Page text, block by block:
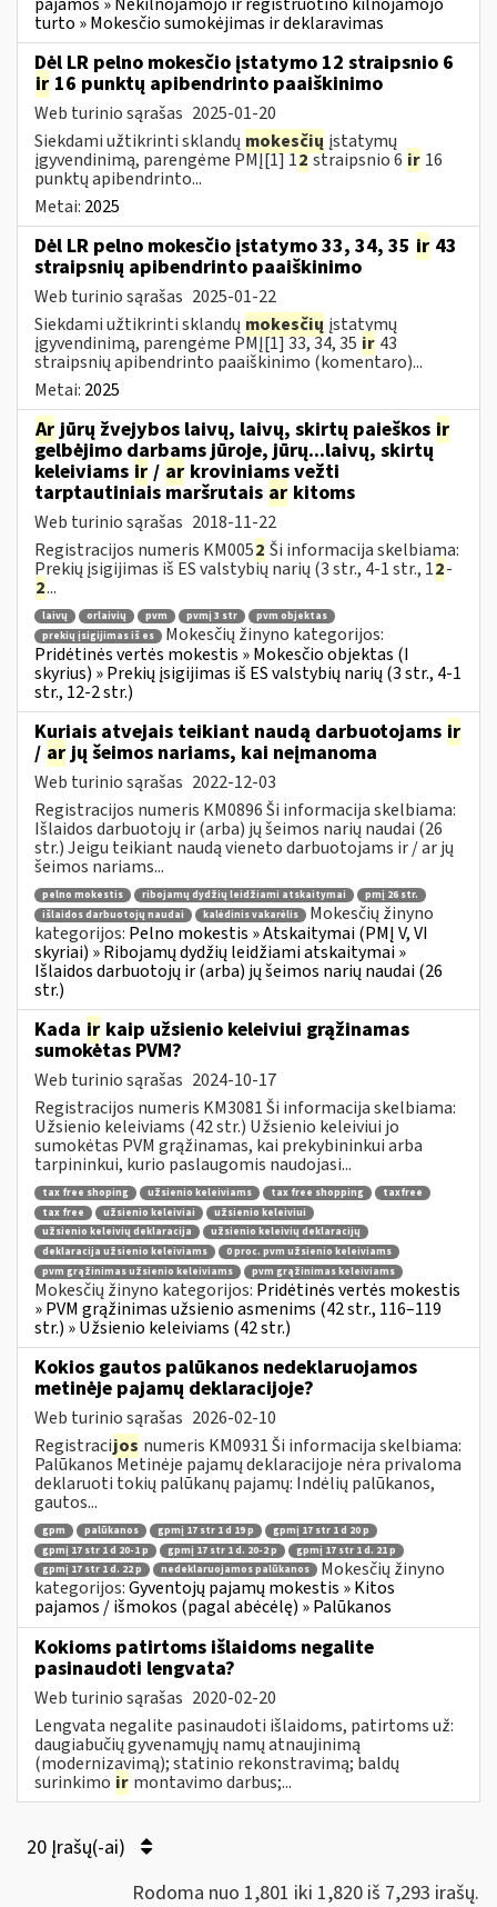
turto » Mokesčio sumokėjimas ir deklaravimas
Dėl LR pelno mokesčio įstatymo 12 straipsnio 6
ir 16 punktų apibendrinto paaiškinimo
Web turinio sąrašas 2025-01-20
Siekdami užtikrinti sklandų mokesčių įstatymų
įgyvendinimą, parengėme PMĮ[1] 12straipsnio 6 ir 16
punktų apibendrinto...
Metai: 2025
Dėl LR pelno mokesčio įstatymo 33, 34, 35 ir 43
straipsnių apibendrinto paaiškinimo
Web turinio sąrašas 2025-01-22
Siekdami užtikrinti sklandų mokesčių įstatymų
įgyvendinimą, parengėme PMĮ[1] 33, 34, 35 ir 43
straipsnių apibendrinto paaiškinimo (komentaro)...
Metai: 2025
Arjūrų žvejybos laivų, laivų, skirtų paieškos ir
gelbėjimo darbams jūroje, jūrų...laivų, skirtų
keleiviams ir / ar kroviniams vežti
tarptautiniais maršrutais ar kitoms
Web turinio sąrašas 2018-11-22
Registracijos numeris KM0052 Ši informacija skelbiama:
Prekių įsigijimas iš ES valstybių narių (3 str., 4-1 str., 12-
2...
laivų orlaivių pvm pvmį 3 str
pvm objektas
prekių įsigijimas iš es
Mokesčių žinyno kategorijos:
Pridėtinės vertės mokestis » Mokesčio objektas (I
skyrius) » Prekių įsigijimas iš ES valstybių narių (3 str., 4-1
str., 12-2 str.)
Kuriais atvejais teikiant naudą darbuotojams ir
/ arjų šeimos nariams, kai neįmanoma
Web turinio sąrašas 2022-12-03
Registracijos numeris KM0896 Ši informacija skelbiama:
Išlaidos darbuotojų ir (arba) jų šeimos narių naudai (26
str.) Jeigu teikiant naudą vieneto darbuotojams ir / ar jų
šeimos nariams...
pelno mokestis ribojamų dydžių leidžiami atskaitymai
pmį 26 str.
išlaidos darbuotojų naudai
kalėdinis vakarėlis
Mokesčių žinyno
kategorijos: Pelno mokestis » Atskaitymai (PMĮ V, VI
skyriai) » Ribojamų dydžių leidžiami atskaitymai »
Išlaidos darbuotojų ir (arba) jų šeimos narių naudai (26
str.)
Kada ir kaip užsienio keleiviui grąžinamas
sumokėtas PVM?
Web turinio sąrašas 2024-10-17
Registracijos numeris KM3081 Ši informacija skelbiama:
Užsienio keleiviams (42 str.) Užsienio keleiviui jo
sumokėtas PVM grąžinamas, kai prekybininkui arba
tarpininkui, kurio paslaugomis naudojasi...
tax free shoping užsienio keleiviams tax free shopping
taxfree
tax free
užsienio keleiviai
užsienio keleiviui
užsienio keleivių deklaracija
užsienio keleivių deklaracijų
deklaracija užsienio keleiviams
0 proc. pvm užsienio keleiviams
pvm grąžinimas užsienio keleiviams
pvm grąžinimas keleiviams
Mokesčių žinyno kategorijos: Pridėtinės vertės mokestis
» PVM grąžinimas užsienio asmenims (42 str., 116–119
str.) » Užsienio keleiviams (42 str.)
Kokios gautos palūkanos nedeklaruojamos
metinėje pajamų deklaracijoje?
Web turinio sąrašas 2026-02-10
Registracijos numeris KM0931 Ši informacija skelbiama:
Palūkanos Metinėje pajamų deklaracijoje nėra privaloma
deklaruoti tokių palūkanų pajamų: Indėlių palūkanos,
gautos...
gpm palūkanos gpmį 17 str 1 d 19 p
gpmį 17 str 1 d 20 p
gpmį 17 str 1 d 20-1 p
gpmį 17 str 1 d. 20-2 p
gpmį 17 str 1 d. 21 p
gpmį 17 str 1 d. 22 p
nedeklaruojamos palūkanos
Mokesčių žinyno
kategorijos:Gyventojų pajamų mokestis » Kitos
pajamos / išmokos (pagal abėcėlę) » Palūkanos
Kokioms patirtoms išlaidoms negalite
pasinaudoti lengvata?
Web turinio sąrašas 2020-02-20
Lengvata negalite pasinaudoti išlaidoms, patirtoms už:
daugiabučių gyvenamųjų namų atnaujinimą
(modernizavimą); statinio rekonstravimą; baldų
surinkimo ir montavimo darbus;...
20 Įrašų(-ai)
Rodoma nuo 1,801 iki 1,820 iš 7,293 irašų.